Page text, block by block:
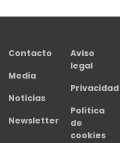
Contacto
Media
Noticias
Newsletter
Aviso
legal
Privacidad
Política
de
cookies